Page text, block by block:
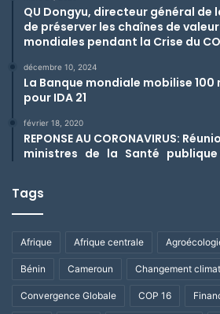
QU Dongyu, directeur général de
de préserver les chaînes de
mondiales pendant la Crise du
décembre 10, 2024
La Banque mondiale mobilise
pour IDA 21
février 18, 2020
REPONSE AU CORONAVIRUS:
ministres de la Santé publique
Tags
Afrique Afrique centrale
Bénin Cameroun Changement
Convergence Globale COP 16